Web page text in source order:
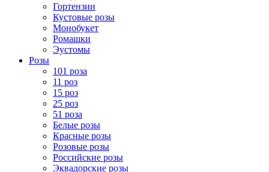
Гортензии
Кустовые розы
Монобукет
Ромашки
Эустомы
Розы
101 роза
11 роз
15 роз
25 роз
51 роза
Белые розы
Красные розы
Розовые розы
Российские розы
Эквадорские розы